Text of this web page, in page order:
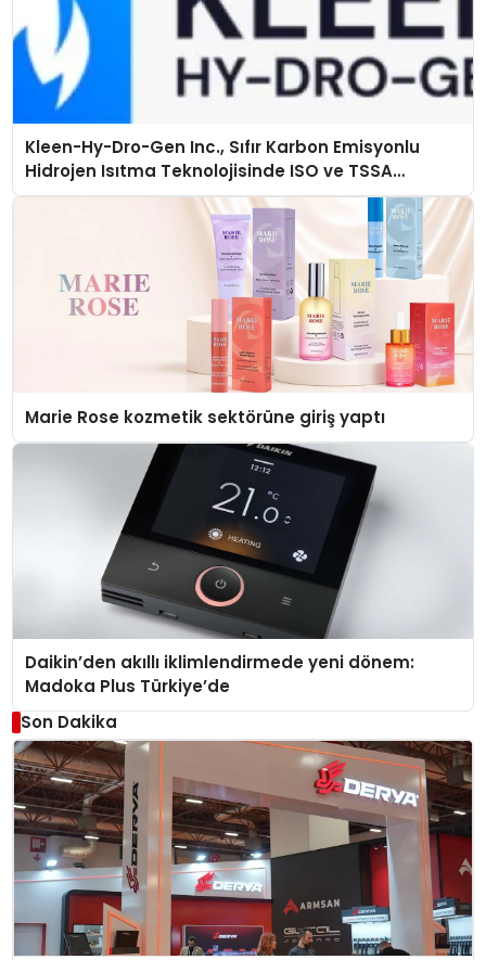
Kleen-Hy-Dro-Gen Inc., Sıfır Karbon Emisyonlu
Hidrojen Isıtma Teknolojisinde ISO ve TSSA
Düzenleyici Onaylarını Aldı
Marie Rose kozmetik sektörüne giriş yaptı
Daikin’den akıllı iklimlendirmede yeni dönem:
Madoka Plus Türkiye’de
Son Dakika